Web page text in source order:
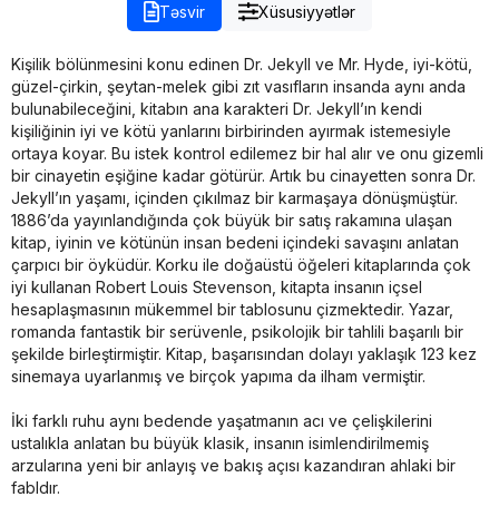
Təsvir Xüsusiyyətlər
Kişilik bölünmesini konu edinen Dr. Jekyll ve Mr. Hyde, iyi-kötü,
güzel-çirkin, şeytan-melek gibi zıt vasıfların insanda aynı anda
bulunabileceğini, kitabın ana karakteri Dr. Jekyll’ın kendi
kişiliğinin iyi ve kötü yanlarını birbirinden ayırmak istemesiyle
ortaya koyar. Bu istek kontrol edilemez bir hal alır ve onu gizemli
bir cinayetin eşiğine kadar götürür. Artık bu cinayetten sonra Dr.
Jekyll’ın yaşamı, içinden çıkılmaz bir karmaşaya dönüşmüştür.
1886’da yayınlandığında çok büyük bir satış rakamına ulaşan
kitap, iyinin ve kötünün insan bedeni içindeki savaşını anlatan
çarpıcı bir öyküdür. Korku ile doğaüstü öğeleri kitaplarında çok
iyi kullanan Robert Louis Stevenson, kitapta insanın içsel
hesaplaşmasının mükemmel bir tablosunu çizmektedir. Yazar,
romanda fantastik bir serüvenle, psikolojik bir tahlili başarılı bir
şekilde birleştirmiştir. Kitap, başarısından dolayı yaklaşık 123 kez
sinemaya uyarlanmış ve birçok yapıma da ilham vermiştir.
İki farklı ruhu aynı bedende yaşatmanın acı ve çelişkilerini
ustalıkla anlatan bu büyük klasik, insanın isimlendirilmemiş
arzularına yeni bir anlayış ve bakış açısı kazandıran ahlaki bir
fabldır.